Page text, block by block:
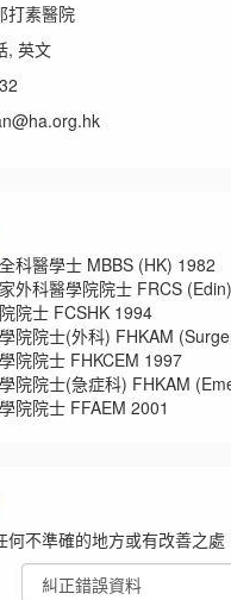
打素醫院
, 英文
科醫學士 MBBS (HK) 1982
外科醫學院院士 FRCS
院士 FCSHK 1994
院院士(外科) FHKAM
院院士 FHKCEM 1997
院院士(急症科) FHKAM
院院士 FFAEM 2001
不準確的地方或有改善之處